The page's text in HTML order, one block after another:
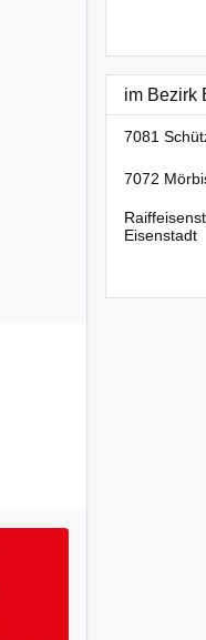
im Bezirk
7081
7072
Eisenstadt